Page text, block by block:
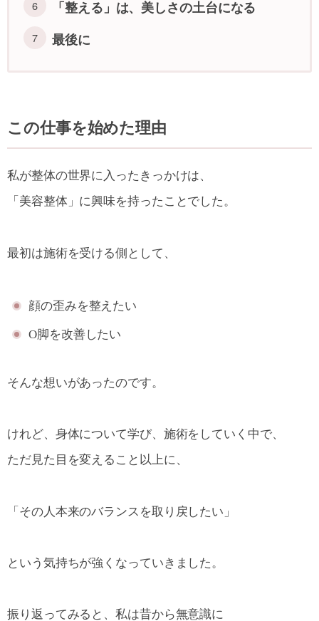
「整える」は、美しさの土台になる
最後に
この仕事を始めた理由
私が整体の世界に入ったきっかけは、
「美容整体」に興味を持ったことでした。
最初は施術を受ける側として、
顔の歪みを整えたい
O脚を改善したい
そんな想いがあったのです。
けれど、身体について学び、施術をしていく中で、
ただ見た目を変えること以上に、
「その人本来のバランスを取り戻したい」
という気持ちが強くなっていきました。
振り返ってみると、私は昔から無意識に